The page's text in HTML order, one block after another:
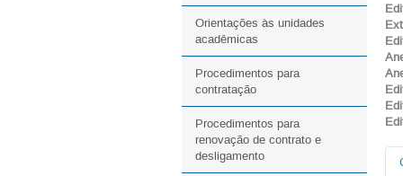
Orientações às unidades
acadêmicas
Procedimentos para
contratação
Procedimentos para
renovação de contrato e
desligamento
E